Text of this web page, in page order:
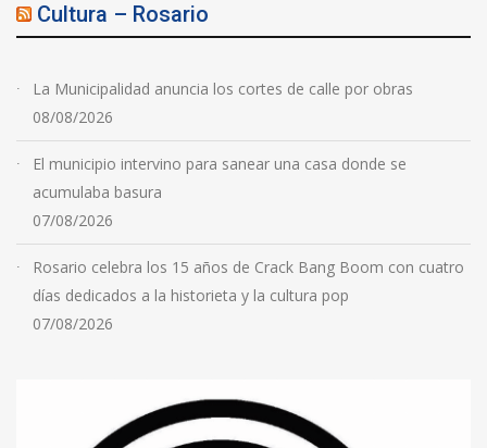
Cultura – Rosario
La Municipalidad anuncia los cortes de calle por obras
08/08/2026
El municipio intervino para sanear una casa donde se
acumulaba basura
07/08/2026
Rosario celebra los 15 años de Crack Bang Boom con cuatro
días dedicados a la historieta y la cultura pop
07/08/2026